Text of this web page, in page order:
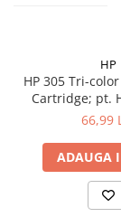
HP
HP 305 Tri-
Cartridge; pt.
2710,66,99
ADAUGA